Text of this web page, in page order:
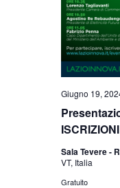
Giugno 19,
Sala Tevere -
VT, Italia
Gratuito